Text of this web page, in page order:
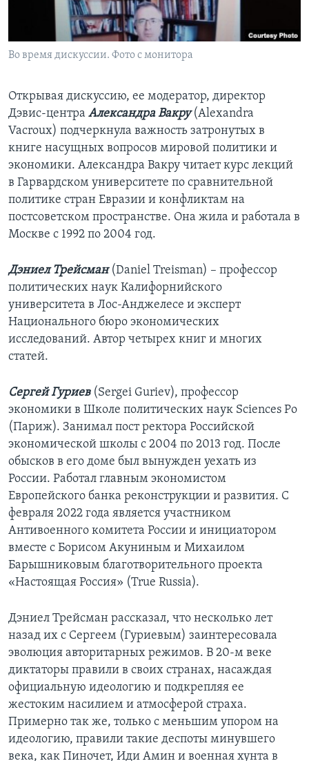
Во время дискуссии. Фото с монитора
Открывая дискуссию, ее модератор, директор
Дэвис-центра Александра Вакру(Alexandra
Vacroux) подчеркнула важность затронутых в
книге насущных вопросов мировой политики и
экономики. Александра Вакру читает курс лекций
в Гарвардском университете по сравнительной
политике стран Евразии и конфликтам на
постсоветском пространстве. Она жила и работала в
Москве с 1992 по 2004 год.
Дэниел Трейсман (Daniel Treisman) – профессор
политических наук Калифорнийского
университета в Лос-Анджелесе и эксперт
Национального бюро экономических
исследований. Автор четырех книг и многих
статей.
Сергей Гуриев (Sergei Guriev), профессор
экономики в Школе политических наук Sciences Pо
(Париж). Занимал пост ректора Российской
экономической школы с 2004 по 2013 год. После
обысков в его доме был вынужден уехать из
России. Работал главным экономистом
Европейского банка реконструкции и развития. С
февраля 2022 года является участником
Антивоенного комитета России и инициатором
вместе с Борисом Акуниным и Михаилом
Барышниковым благотворительного проекта
«Настоящая Россия» (True Russia).
Дэниел Трейсман рассказал, что несколько лет
назад их с Сергеем (Гуриевым) заинтересовала
эволюция авторитарных режимов. В 20-м веке
диктаторы правили в своих странах, насаждая
официальную идеологию и подкрепляя ее
жестоким насилием и атмосферой страха.
Примерно так же, только с меньшим упором на
идеологию, правили такие деспоты минувшего
века, как Пиночет, Иди Амин и военная хунта в